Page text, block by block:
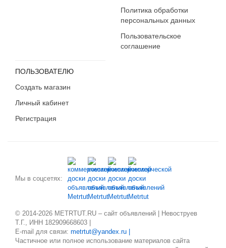
Политика обработки
персональных данных
Пользовательское
соглашение
ПОЛЬЗОВАТЕЛЮ
Создать магазин
Личный кабинет
Регистрация
Мы в соцсетях:
© 2014-2026 METRTUT.RU – сайт объявлений | Невоструев
Т.Г., ИНН 182909668603 |
E-mail для связи: metrtut@yandex.ru |
Частичное или полное использование материалов сайта